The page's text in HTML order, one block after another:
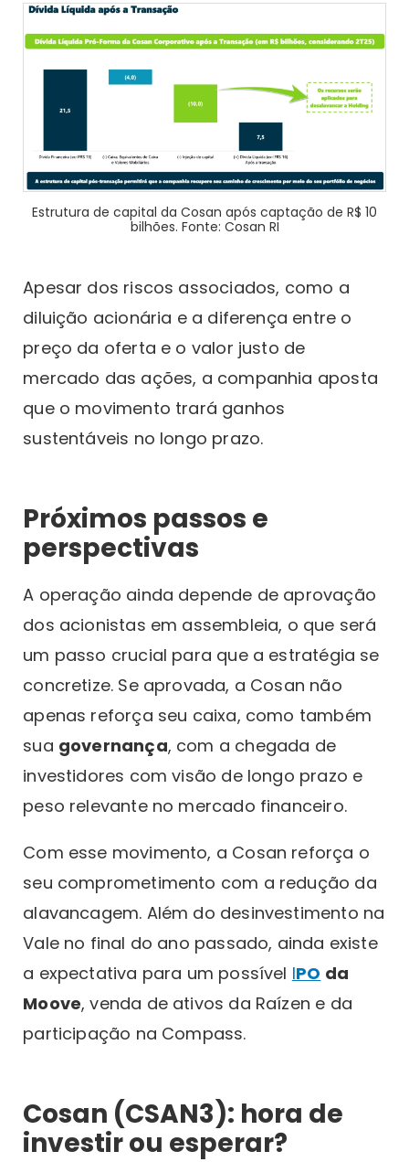
Estrutura de capital da Cosan após captação de R$ 10
bilhões. Fonte: Cosan RI
Apesar dos riscos associados, como a
diluição acionária e a diferença entre o
preço da oferta e o valor justo de
mercado das ações, a companhia aposta
que o movimento trará ganhos
sustentáveis no longo prazo.
Próximos passos e
perspectivas
A operação ainda depende de aprovação
dos acionistas em assembleia, o que será
um passo crucial para que a estratégia se
concretize. Se aprovada, a Cosan não
apenas reforça seu caixa, como também
sua governança, com a chegada de
investidores com visão de longo prazo e
peso relevante no mercado financeiro.
Com esse movimento, a Cosan reforça o
seu comprometimento com a redução da
alavancagem. Além do desinvestimento na
Vale no final do ano passado, ainda existe
a expectativa para um possível IPO da
Moove, venda de ativos da Raízen e da
participação na Compass.
Cosan (CSAN3): hora de
investir ou esperar?